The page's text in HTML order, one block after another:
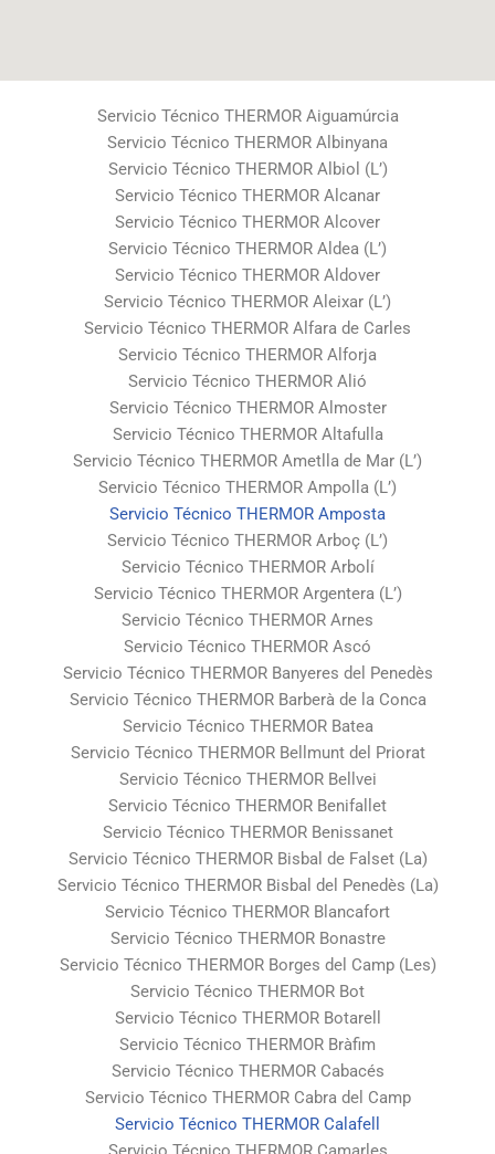
Servicio Técnico THERMOR Aiguamúrcia
Servicio Técnico THERMOR Albinyana
Servicio Técnico THERMOR Albiol (L’)
Servicio Técnico THERMOR Alcanar
Servicio Técnico THERMOR Alcover
Servicio Técnico THERMOR Aldea (L’)
Servicio Técnico THERMOR Aldover
Servicio Técnico THERMOR Aleixar (L’)
Servicio Técnico THERMOR Alfara de Carles
Servicio Técnico THERMOR Alforja
Servicio Técnico THERMOR Alió
Servicio Técnico THERMOR Almoster
Servicio Técnico THERMOR Altafulla
Servicio Técnico THERMOR Ametlla de Mar (L’)
Servicio Técnico THERMOR Ampolla (L’)
Servicio Técnico THERMOR Amposta
Servicio Técnico THERMOR Arboç (L’)
Servicio Técnico THERMOR Arbolí
Servicio Técnico THERMOR Argentera (L’)
Servicio Técnico THERMOR Arnes
Servicio Técnico THERMOR Ascó
Servicio Técnico THERMOR Banyeres del Penedès
Servicio Técnico THERMOR Barberà de la Conca
Servicio Técnico THERMOR Batea
Servicio Técnico THERMOR Bellmunt del Priorat
Servicio Técnico THERMOR Bellvei
Servicio Técnico THERMOR Benifallet
Servicio Técnico THERMOR Benissanet
Servicio Técnico THERMOR Bisbal de Falset (La)
Servicio Técnico THERMOR Bisbal del Penedès (La)
Servicio Técnico THERMOR Blancafort
Servicio Técnico THERMOR Bonastre
Servicio Técnico THERMOR Borges del Camp (Les)
Servicio Técnico THERMOR Bot
Servicio Técnico THERMOR Botarell
Servicio Técnico THERMOR Bràfim
Servicio Técnico THERMOR Cabacés
Servicio Técnico THERMOR Cabra del Camp
Servicio Técnico THERMOR Calafell